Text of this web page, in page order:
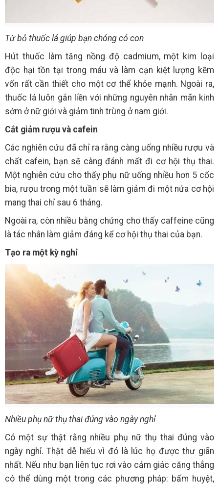
Từ bỏ thuốc lá giúp bạn chóng có con
Hút thuốc làm tăng nồng độ cadmium, một kim loại
độc hại tồn tại trong máu và làm cạn kiệt lượng kẽm
vốn rất cần thiết cho một cơ thể khỏe mạnh. Ngoài ra,
thuốc lá luôn gắn liền với những nguyên nhân mãn kinh
sớm ở nữ giới và giảm tinh trùng ở nam giới.
Cắt giảm rượu và cafein
Các nghiên cứu đã chỉ ra rằng càng uống nhiều rượu và
chất cafein, bạn sẽ càng đánh mất đi cơ hội thụ thai.
Một nghiên cứu cho thấy phụ nữ uống nhiều hơn 5 cốc
bia, rượu trong một tuần sẽ làm giảm đi một nửa cơ hội
mang thai chỉ sau 6 tháng.
Ngoài ra, còn nhiều bằng chứng cho thấy caffeine cũng
là tác nhân làm giảm đáng kể cơ hội thụ thai của bạn.
Tạo ra một kỳ nghỉ
Nhiều phụ nữ thụ thai đúng vào ngày nghỉ
Có một sự thật rằng nhiều phụ nữ thụ thai đúng vào
ngày nghỉ. Thật dễ hiểu vì đó là lúc họ được thư giãn
nhất. Nếu như bạn liên tục rơi vào cảm giác căng thẳng
có thể dùng một trong các phương pháp: bấm huyệt,